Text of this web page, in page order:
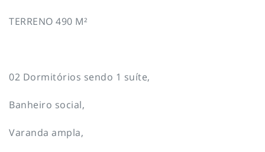
TERRENO 490 M²
02 Dormitórios sendo 1 suíte,
Banheiro social,
Varanda ampla,